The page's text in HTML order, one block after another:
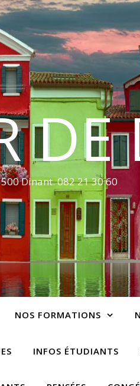
Dinant. 082 21 30 60
NOS FORMATIONS
INFOS ÉTUDIANTS